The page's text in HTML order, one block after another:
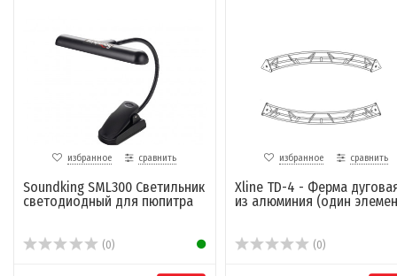
избранное сравнить
Soundking SML300 Светильник
светодиодный для пюпитра
(0)
избранное сравнить
Xline TD-4 - Ферма
из алюминия (один
(0)